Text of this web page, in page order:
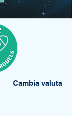
Cambia valuta